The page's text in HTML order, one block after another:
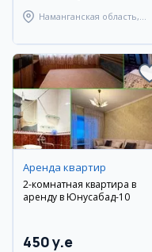
Наманганская область,
Аренда квартир
2-комнатная квартира в
аренду в Юнусабад-10
450 y.e